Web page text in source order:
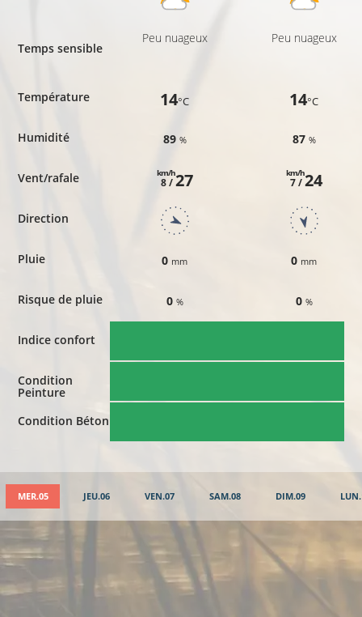
Temps sensible
Température
Humidité
Vent/rafale
Direction
Pluie
Risque de pluie
Indice confort
Condition
Peinture
Condition Béton
Peu nuageux
14°C
89 %
8 /
km/h27
0 mm
0 %
Peu nuageux
14°C
87 %
7 /
km/h24
0 mm
0 %
MER.05 JEU.06 VEN.07 SAM.08 DIM.09